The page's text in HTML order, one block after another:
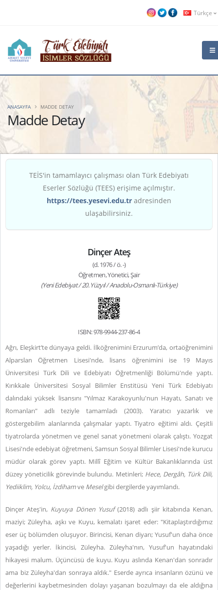
Türkçe
Madde Detay
ANASAYFA MADDE DETAY
TEİS'in tamamlayıcı çalışması olan Türk Edebiyatı
Eserler Sözlüğü (TEES) erişime açılmıştır.
https://tees.yesevi.edu.tr adresinden
ulaşabilirsiniz.
Dinçer Ateş
(d. 1976 / ö. -)
Öğretmen, Yönetici, Şair
(Yeni Edebiyat / 20. Yüzyıl / Anadolu-Osmanlı-Türkiye)
ISBN: 978-9944-237-86-4
Ağrı, Eleşkirt’te dünyaya geldi. İlköğrenimini Erzurum’da, ortaöğrenimini
Alparslan Öğretmen Lisesi'nde, lisans öğrenimini ise 19 Mayıs
Üniversitesi Türk Dili ve Edebiyatı Öğretmenliği Bölümü'nde yaptı.
Kırıkkale Üniversitesi Sosyal Bilimler Enstitüsü Yeni Türk Edebiyatı
dalındaki yüksek lisansını "Yılmaz Karakoyunlu'nun Hayatı, Sanatı ve
Romanları" adlı teziyle tamamladı (2003). Yaratıcı yazarlık ve
göstergebilim alanlarında çalışmalar yaptı. Tiyatro eğitimi aldı. Çeşitli
tiyatrolarda yönetmen ve genel sanat yönetmeni olarak çalıştı. Yozgat
Lisesi'nde edebiyat öğretmeni, Samsun Sosyal Bilimler Lisesi'nde kurucu
müdür olarak görev yaptı. Millî Eğitim ve Kültür Bakanlıklarında üst
düzey yöneticilik görevinde bulundu. Metinleri; Hece, Dergâh, Türk Dili,
Yediiklim, Yolcu, İzdihamve Meselgibi dergilerde yayımlandı.
Dinçer Ateş'in, Kuyuya Dönen Yusuf(2018) adlı şiir kitabında Kenan,
maziyi; Züleyha, aşkı ve Kuyu, kemalatı işaret eder: "Kitaplaştırdığımız
eser üç bölümden oluşuyor. Birincisi, Kenan diyarı; Yusuf'un daha önce
yaşadığı yerler. İkincisi, Züleyha. Züleyha'nın, Yusuf'un hayatındaki
hikayesi malum. Üçüncüsü de kuyu. Kuyu aslında Kenan'dan sonradır
ama biz Züleyha'dan sonraya aldık." Eserde ayrıca insanların özünü ve
değerlerini kaybetmesinden dolayı yaşanan bozulmayı da ele aldığına